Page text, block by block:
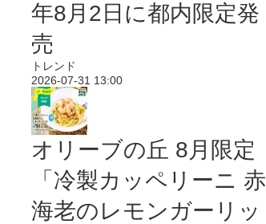
年8月2日に都内限定発
売
トレンド
2026-07-31 13:00
オリーブの丘 8月限定
「冷製カッペリーニ 赤
海老のレモンガーリッ